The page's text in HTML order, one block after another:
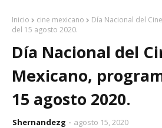
Inicio cine mexicano
Día Nacional del
del 15 agosto 2020.
Día Nacional del
Mexicano,
15 agosto 2020.
Shernandezg agosto 15, 2020